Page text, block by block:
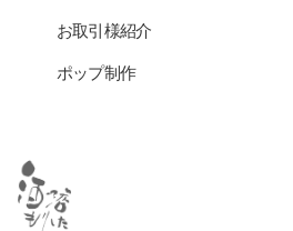
お取引様紹介
ポップ制作